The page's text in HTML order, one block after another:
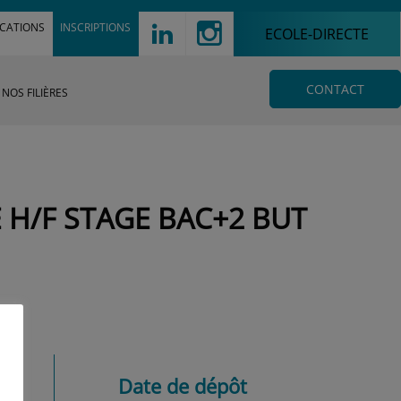
! d ECOLE-DIRECTE
INSCRIPTIONS
CONTACT
NOS FILIÈRES
F STAGE BAC+2 BUT
Date de dépôt